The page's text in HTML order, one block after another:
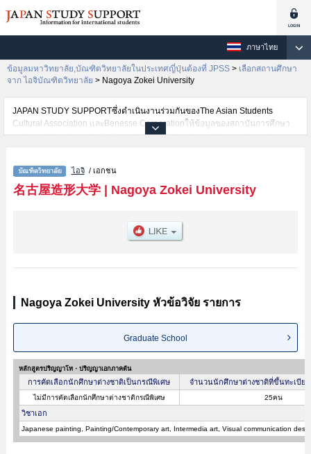
ภาษาไทย
ข้อมูลมหาวิทยาลัย,บัณฑิตวิทยาลัยในประเทศญี่ปุ่นต้องที่ JPSS > เลือกสถานศึกษา
จาก ไอจิบัณฑิตวิทยาลัย > Nagoya Zokei University
JAPAN STUDY SUPPORTซึ่งดำเนินงานร่วมกันของThe Asian Students
Cultural Association และBenesse Corporationให้ข้อมูลของสถาบันการศึกษา
ระดับมหาวิทยาลัย・บัณฑิตวิทยาลัย・วิทยาลัยระดับอนุปริญญา・วิทยาลัย
ต่างชาติเช่นGraduate School เป็นต้น,ข้อมูลของแต่ละสาขาวิจัย,ข้อมูลการสอบ
คัดเลือกเข้าศึกษาเช่นจำนวนคนที่รับสมัครหรือจำนวนคนที่ผ่านการสอบคัดเลือก
เป็นต้น,แนะนำสถานที่,การเดินทางเป็นต้นไว้ด้วยดังนั้นขอเชิญใช้บริการค้นหา
ไอจิ/ เอกชน
名古屋造形大学| Nagoya Zokei University
Nagoya Zokei University หัวข้อวิจัย รายการ
Graduate School
หลักสูตรปริญญาโท・ปริญญาเอกภาคต้น
การคัดเลือกนักศึกษาต่างชาติเป็นกรณีพิเศษ จำนวนนักศึกษาต่างชาติที่ขึ้นทะเบีย
ไม่มีการคัดเลือกนักศึกษาต่างชาติกรณีพิเศษ 25คน
วิชาเอก
Japanese painting, Painting/Contemporary art, Intermedia art, Visual communication